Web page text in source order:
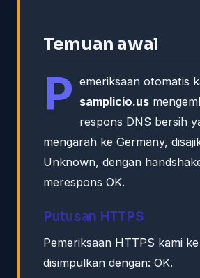
Temuan awal
P emeriksaan otomatis
samplicio.us
respons DNS bersih
mengarah ke Germany,
Unknown, dengan
merespons OK.
Putusan HTTPS
Pemeriksaan HTTPS kami
disimpulkan dengan: OK.